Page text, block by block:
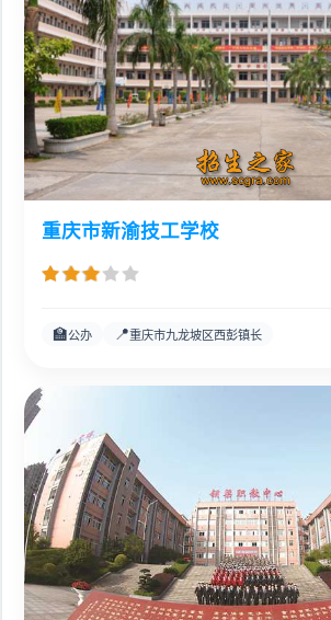
重庆市新渝技工学校
🏫公办 📍重庆市九龙坡区西彭镇长